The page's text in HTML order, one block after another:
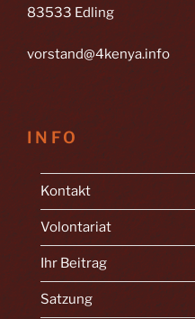
83533 Edling
vorstand@4kenya.info
INFO
Kontakt
Volontariat
Ihr Beitrag
Satzung